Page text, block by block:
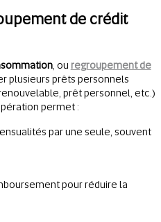
de crédit
, ou regroupement de
plusieurs prêts personnels
prêt personnel, etc.)
permet :
par une seule, souvent
pour réduire la